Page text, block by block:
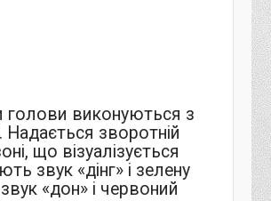
голови виконуються з
зворотній
що візуалізується
звук «дінг» і зелену
«дон» і червоний